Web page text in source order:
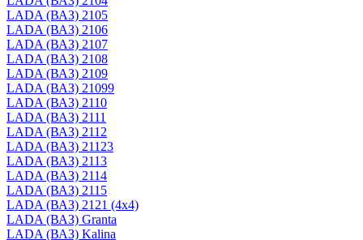
LADA (ВАЗ) 2105
LADA (ВАЗ) 2106
LADA (ВАЗ) 2107
LADA (ВАЗ) 2108
LADA (ВАЗ) 2109
LADA (ВАЗ) 21099
LADA (ВАЗ) 2110
LADA (ВАЗ) 2111
LADA (ВАЗ) 2112
LADA (ВАЗ) 21123
LADA (ВАЗ) 2113
LADA (ВАЗ) 2114
LADA (ВАЗ) 2115
LADA (ВАЗ) 2121 (4x4)
LADA (ВАЗ) Granta
LADA (ВАЗ) Kalina